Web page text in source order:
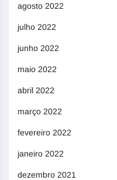
agosto 2022
julho 2022
junho 2022
maio 2022
abril 2022
março 2022
fevereiro 2022
janeiro 2022
dezembro 2021